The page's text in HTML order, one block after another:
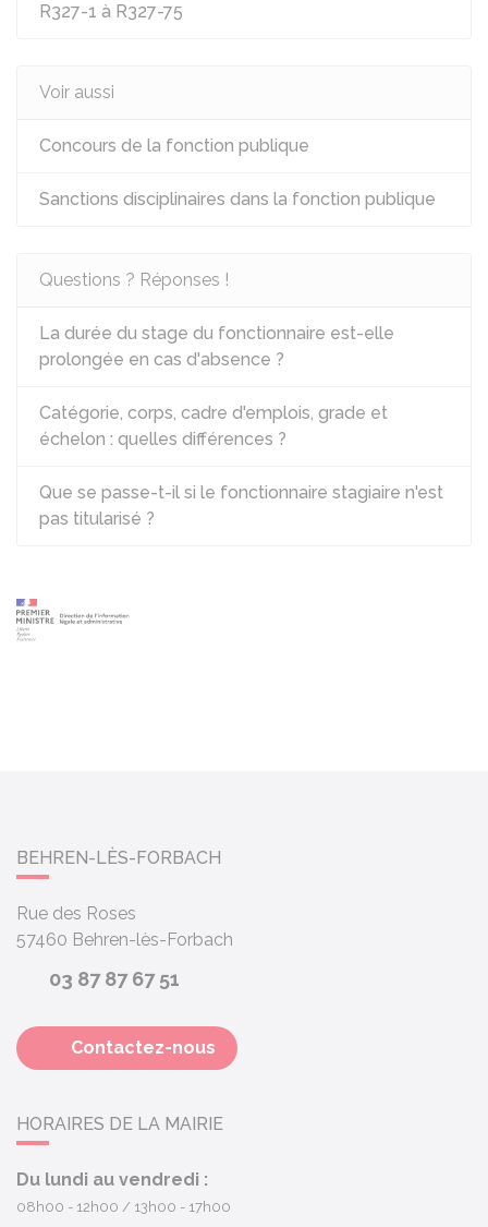
R327-1 à R327-75
Voir aussi
Concours de la fonction publique
Sanctions disciplinaires dans la fonction publique
Questions ? Réponses !
La durée du stage du fonctionnaire est-elle
prolongée en cas d'absence ?
Catégorie, corps, cadre d'emplois, grade et
échelon : quelles différences ?
Que se passe-t-il si le fonctionnaire stagiaire n'est
pas titularisé ?
BEHREN-LÈS-FORBACH
Rue des Roses
57460 Behren-lès-Forbach
03 87 87 67 51
Contactez-nous
HORAIRES DE LA MAIRIE
Du lundi au vendredi :
08h00 - 12h00 13h00 - 17h00